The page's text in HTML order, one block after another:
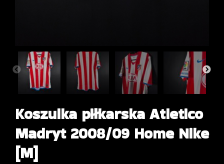
Koszulka piłkarska Atletico
Madryt 2008/09 Home Nike
[M]